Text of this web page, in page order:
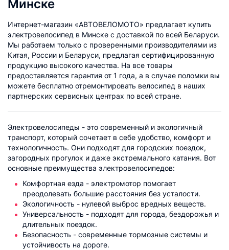
Минске
Интернет-магазин «АВТОВЕЛОМОТО» предлагает купить
электровелосипед в Минске с доставкой по всей Беларуси.
Мы работаем только с проверенными производителями из
Китая, России и Беларуси, предлагая сертифицированную
продукцию высокого качества. На все товары
предоставляется гарантия от 1 года, а в случае поломки вы
можете бесплатно отремонтировать велосипед в наших
партнерских сервисных центрах по всей стране.
Электровелосипеды - это современный и экологичный
транспорт, который сочетает в себе удобство, комфорт и
технологичность. Они подходят для городских поездок,
загородных прогулок и даже экстремального катания. Вот
основные преимущества электровелосипедов:
Комфортная езда - электромотор помогает
преодолевать большие расстояния без усталости.
Экологичность - нулевой выброс вредных веществ.
Универсальность - подходят для города, бездорожья и
длительных поездок.
Безопасность - современные тормозные системы и
устойчивость на дороге.